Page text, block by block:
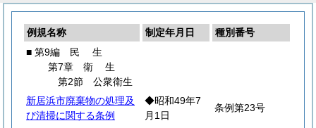
例規名称 制定年月日
種別番号
■ 第9編
民 生
第7章 衛生
第2節 公衆衛生
新居浜市廃棄物の処理及
び清掃に関する条例
◆昭和49年7
月1日
条例第23号